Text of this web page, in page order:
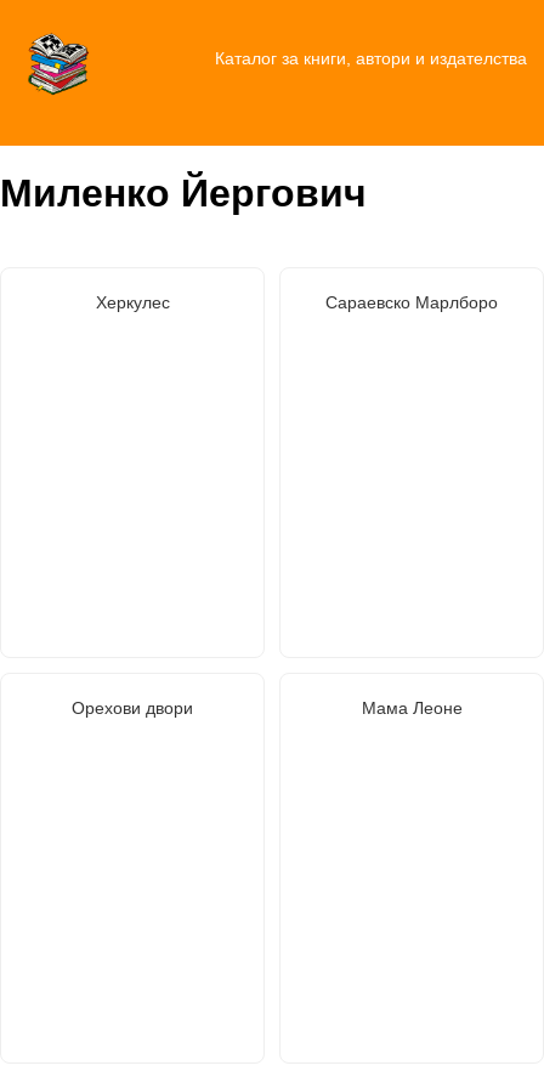
Каталог за книги, автори и издателства
Миленко Йергович
Херкулес Сараевско Марлборо
Орехови двори Мама Леоне